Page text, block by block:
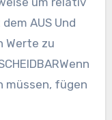
dem AUSUnd
Werte zu
Wenn
müssen, fügen